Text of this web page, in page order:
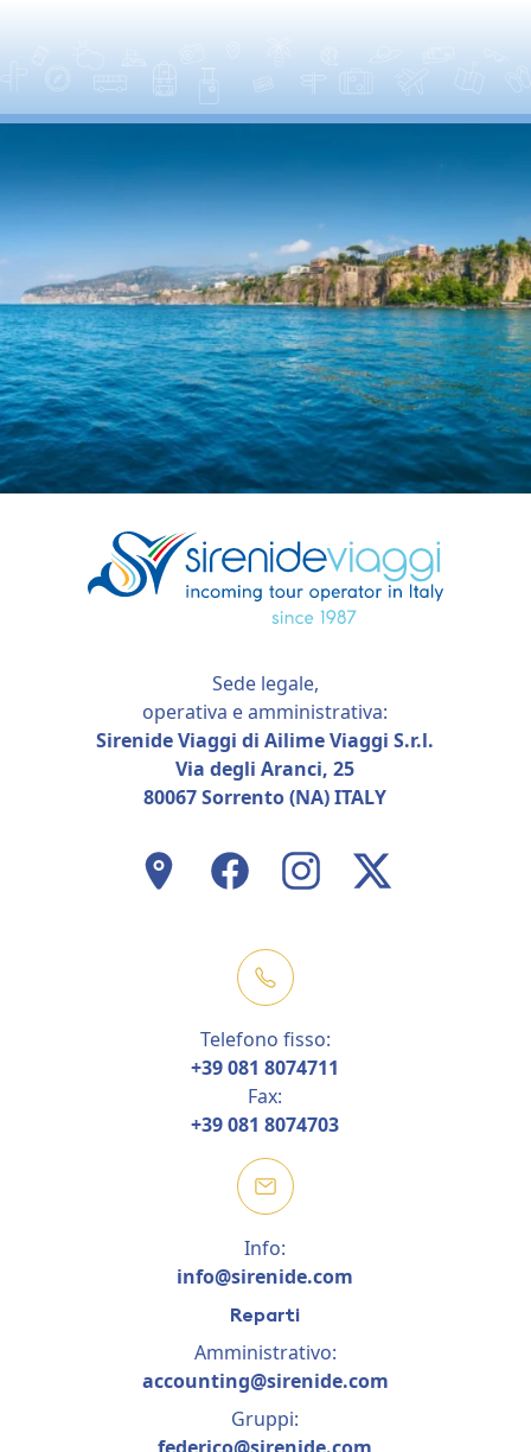
Sede legale,
operativa e amministrativa:
Sirenide Viaggi di Ailime Viaggi S.r.l.
Via degli Aranci, 25
80067 Sorrento (NA) ITALY
Telefono fisso:
+39 081 8074711
Fax:
+39 081 8074703
Info:
info@sirenide.com
Reparti
Amministrativo:
accounting@sirenide.com
Gruppi: